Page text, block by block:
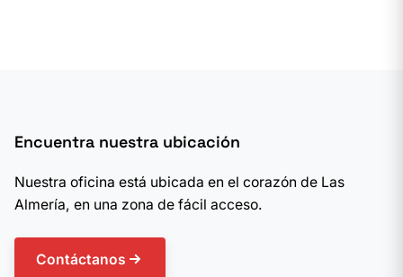
Encuentra nuestra ubicación
Nuestra oficina está ubicada en el corazón de Las
Almería, en una zona de fácil acceso.
Contáctanos